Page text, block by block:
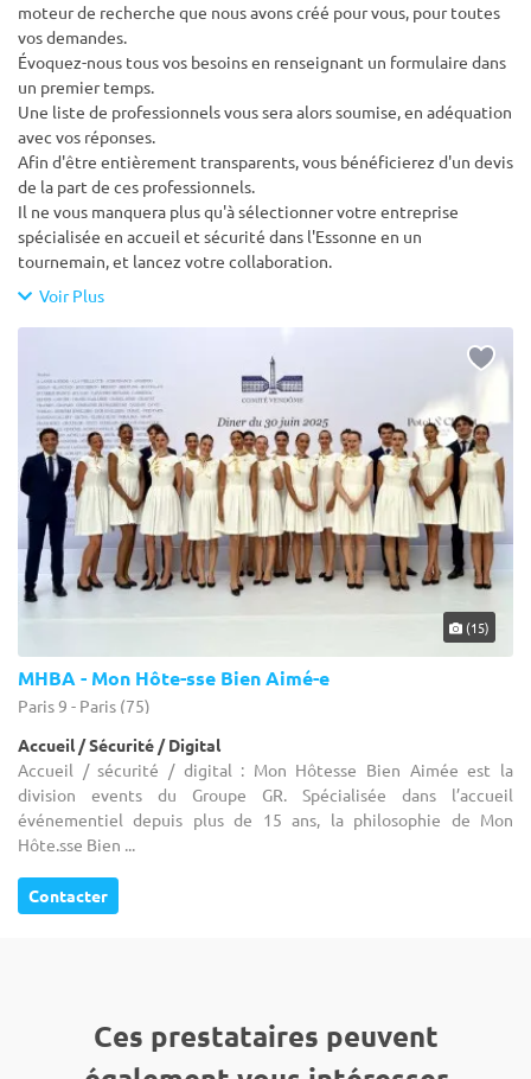
moteur de recherche que nous avons créé pour vous, pour toutes
vos demandes.
Évoquez-nous tous vos besoins en renseignant un formulaire dans
un premier temps.
Une liste de professionnels vous sera alors soumise, en adéquation
avec vos réponses.
Afin d'être entièrement transparents, vous bénéficierez d'un devis
de la part de ces professionnels.
Il ne vous manquera plus qu'à sélectionner votre entreprise
spécialisée en accueil et sécurité dans l'Essonne en un
tournemain, et lancez votre collaboration.
Voir Plus
(15)
MHBA - Mon Hôte-sse Bien Aimé-e
Paris 9 - Paris (75)
Accueil / Sécurité / Digital
Accueil / sécurité / digital : Mon Hôtesse Bien Aimée est la
division events du Groupe GR. Spécialisée dans l’accueil
événementiel depuis plus de 15 ans, la philosophie de Mon
Hôte.sse Bien ...
Contacter
Ces prestataires peuvent